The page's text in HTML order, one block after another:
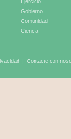
Ejercicio
Gobierno
Comunidad
Ciencia
| Contacte con